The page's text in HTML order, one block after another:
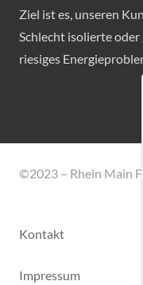
Ziel ist es, unseren
Schlecht isolierte oder
riesiges
©2023 – Rhein Main
Kontakt
Impressum